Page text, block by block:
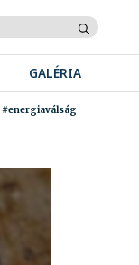
GALÉRIA
#energiaválság